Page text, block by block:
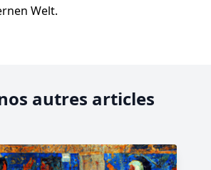
Welt.
autres articles